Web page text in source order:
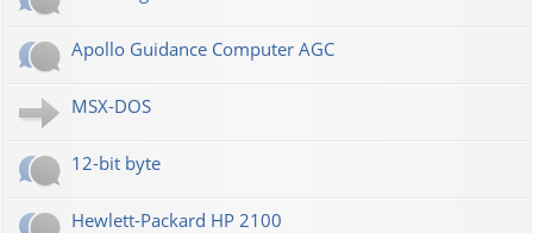
Apollo Guidance Computer AGC
MSX-DOS
12-bit byte
Hewlett-Packard HP 2100